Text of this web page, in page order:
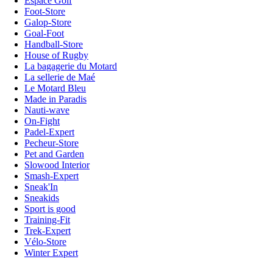
Foot-Store
Galop-Store
Goal-Foot
Handball-Store
House of Rugby
La bagagerie du Motard
La sellerie de Maé
Le Motard Bleu
Made in Paradis
Nauti-wave
On-Fight
Padel-Expert
Pecheur-Store
Pet and Garden
Slowood Interior
Smash-Expert
Sneak'In
Sneakids
Sport is good
Training-Fit
Trek-Expert
Vélo-Store
Winter Expert